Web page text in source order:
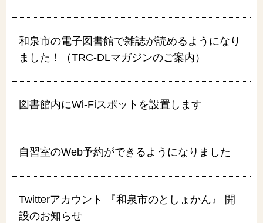
和泉市の電子図書館で雑誌が読めるようになり
ました！（TRC-DLマガジンのご案内）
図書館内にWi-Fiスポットを設置します
自習室のWeb予約ができるようになりました
Twitterアカウント 『和泉市のとしょかん』 開
設のお知らせ